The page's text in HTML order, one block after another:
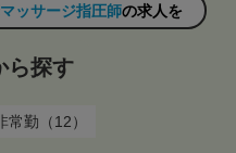
ッサージ指圧師の求人を
ら探す
常勤（12）